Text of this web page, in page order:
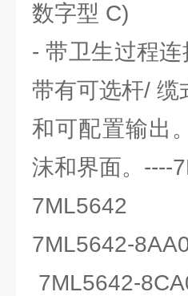
数字型 C)
- 带卫生过程
带有可选杆/ 缆
和可配置输出
沫和界面。----
7ML5642
7ML5642-
7ML5642-